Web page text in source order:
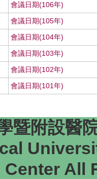
會議日期(106年)
會議日期(105年)
會議日期(104年)
會議日期(103年)
會議日期(102年)
會議日期(101年)
暨附設醫
Center All